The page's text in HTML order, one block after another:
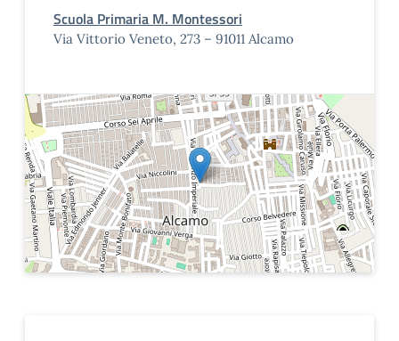
Scuola Primaria M. Montessori
Via Vittorio Veneto, 273 – 91011 Alcamo